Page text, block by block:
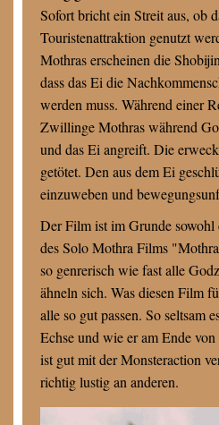
Sofort bricht ein Streit aus, ob
Touristenattraktion genutzt
Mothras erscheinen die
dass das Ei die
werden muss. Während einer
Zwillinge Mothras während
und das Ei angreift. Die
getötet. Den aus dem Ei
einzuweben und
Der Film ist im Grunde
des Solo Mothra Films
so genrerisch wie fast alle
ähneln sich. Was diesen Film
alle so gut passen. So seltsam
Echse und wie er am Ende
ist gut mit der Monsteraction
richtig lustig an anderen.